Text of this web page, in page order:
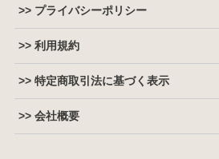
>> プライバシーポリシー
>> 利用規約
>> 特定商取引法に基づく表示
>> 会社概要